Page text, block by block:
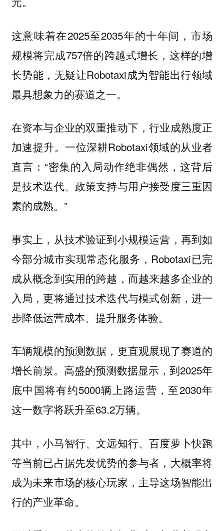
这意味着在2025至2035年的十年间，市场
规模将完成757倍的跨越式增长，这样的增
长势能，无疑让Robotaxi成为智能出行领域
最具想象力的赛道之一。
在资本与企业的双重推动下，行业成熟度正
加速提升。一位深耕Robotaxi领域的从业者
直言：“密集的入局动作绝非偶然，这背后
是技术迭代、政策支持与用户接受度三重因
素的成熟。”
事实上，从技术验证到小规模运营，再到如
今部分城市实现常态化服务，Robotaxi已完
成从概念到实用的跨越，而越来越多企业的
入局，更将通过技术迭代与模式创新，进一
步降低运营成本、提升服务体验。
车辆规模的预测数据，更直观展现了赛道的
增长前景。高盛的预测数据显示，到2025年
底中国将有约5000辆上路运营，至2030年
这一数字将跃升至63.2万辆。
其中，小马智行、文远知行、百度萝卜快跑
等当前已占据先发优势的参与者，大概率将
成为未来市场的核心玩家，主导这场智能出
行的产业革命。